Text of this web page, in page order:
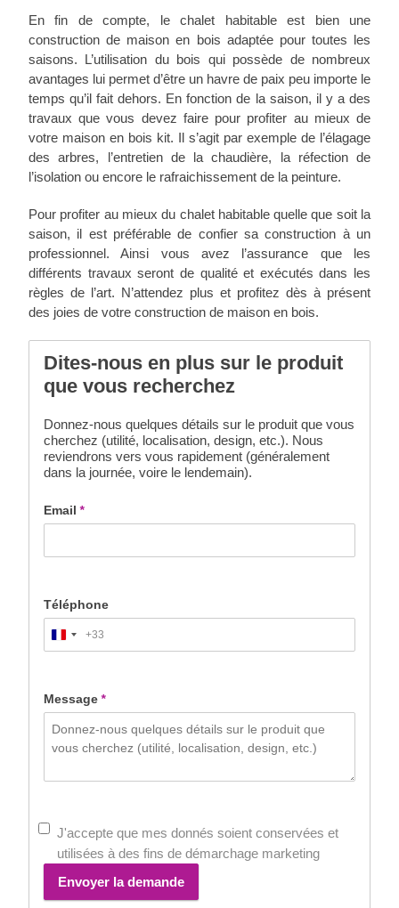
En fin de compte, le chalet habitable est bien une
construction de maison en bois adaptée pour toutes les
saisons. L’utilisation du bois qui possède de nombreux
avantages lui permet d’être un havre de paix peu importe le
temps qu’il fait dehors. En fonction de la saison, il y a des
travaux que vous devez faire pour profiter au mieux de
votre maison en bois kit. Il s’agit par exemple de l’élagage
des arbres, l’entretien de la chaudière, la réfection de
l’isolation ou encore le rafraichissement de la peinture.
Pour profiter au mieux du chalet habitable quelle que soit la
saison, il est préférable de confier sa construction à un
professionnel. Ainsi vous avez l’assurance que les
différents travaux seront de qualité et exécutés dans les
règles de l’art. N’attendez plus et profitez dès à présent
des joies de votre construction de maison en bois.
Dites-nous en plus sur le produit
que vous recherchez
Donnez-nous quelques détails sur le produit que vous
cherchez (utilité, localisation, design, etc.). Nous
reviendrons vers vous rapidement (généralement
dans la journée, voire le lendemain).
Email *
Téléphone
France
+33
+33
Message*
J'accepte que mes donnés soient conservées et
utilisées à des fins de démarchage marketing
Envoyer la demande